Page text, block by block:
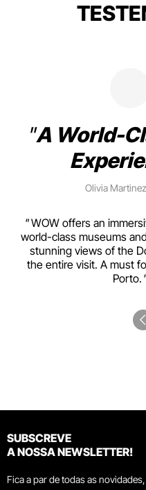
A World-
Olivia
WOW offers an
world-class museums
stunning views of the
the entire visit. A must
Porto.
SUBSCREVE
A NOSSA NEWSLETTER!
Fica a par de todas as